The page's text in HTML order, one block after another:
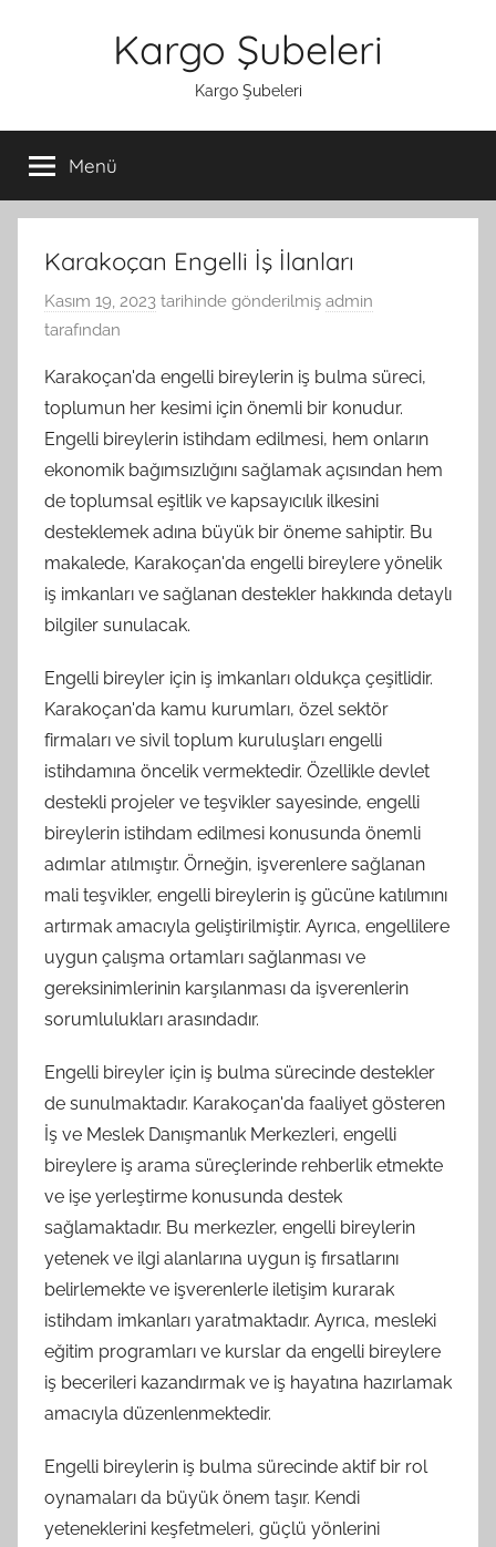
Kargo Şubeleri
Kargo Şubeleri
Menü
Karakoçan Engelli İş İlanları
Kasım 19, 2023 tarihinde gönderilmiş admin
tarafından
Karakoçan'da engelli bireylerin iş bulma süreci,
toplumun her kesimi için önemli bir konudur.
Engelli bireylerin istihdam edilmesi, hem onların
ekonomik bağımsızlığını sağlamak açısından hem
de toplumsal eşitlik ve kapsayıcılık ilkesini
desteklemek adına büyük bir öneme sahiptir. Bu
makalede, Karakoçan'da engelli bireylere yönelik
iş imkanları ve sağlanan destekler hakkında detaylı
bilgiler sunulacak.
Engelli bireyler için iş imkanları oldukça çeşitlidir.
Karakoçan'da kamu kurumları, özel sektör
firmaları ve sivil toplum kuruluşları engelli
istihdamına öncelik vermektedir. Özellikle devlet
destekli projeler ve teşvikler sayesinde, engelli
bireylerin istihdam edilmesi konusunda önemli
adımlar atılmıştır. Örneğin, işverenlere sağlanan
mali teşvikler, engelli bireylerin iş gücüne katılımını
artırmak amacıyla geliştirilmiştir. Ayrıca, engellilere
uygun çalışma ortamları sağlanması ve
gereksinimlerinin karşılanması da işverenlerin
sorumlulukları arasındadır.
Engelli bireyler için iş bulma sürecinde destekler
de sunulmaktadır. Karakoçan'da faaliyet gösteren
İş ve Meslek Danışmanlık Merkezleri, engelli
bireylere iş arama süreçlerinde rehberlik etmekte
ve işe yerleştirme konusunda destek
sağlamaktadır. Bu merkezler, engelli bireylerin
yetenek ve ilgi alanlarına uygun iş fırsatlarını
belirlemekte ve işverenlerle iletişim kurarak
istihdam imkanları yaratmaktadır. Ayrıca, mesleki
eğitim programları ve kurslar da engelli bireylere
iş becerileri kazandırmak ve iş hayatına hazırlamak
amacıyla düzenlenmektedir.
Engelli bireylerin iş bulma sürecinde aktif bir rol
oynamaları da büyük önem taşır. Kendi
yeteneklerini keşfetmeleri, güçlü yönlerini